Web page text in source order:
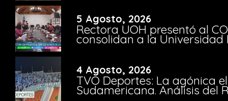
5 Agosto, 2026
Rectora UOH presentó al
consolidan a la Universidad
4 Agosto, 2026
TVO Deportes: La agónica
Sudamericana. Análisis del